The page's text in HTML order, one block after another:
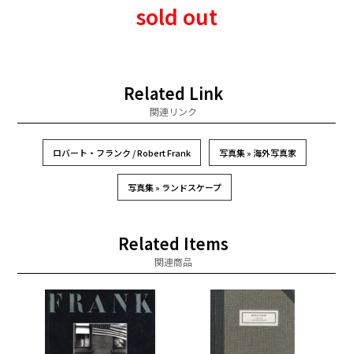
sold out
Related Link
関連リンク
ロバート・フランク / Robert Frank 写真集 » 海外写真家
写真集 » ランドスケープ
Related Items
関連商品